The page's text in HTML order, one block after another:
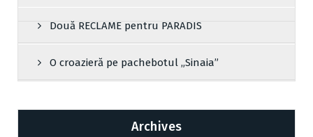
Două RECLAME pentru PARADIS
O croazieră pe pachebotul „Sinaia”
Archives